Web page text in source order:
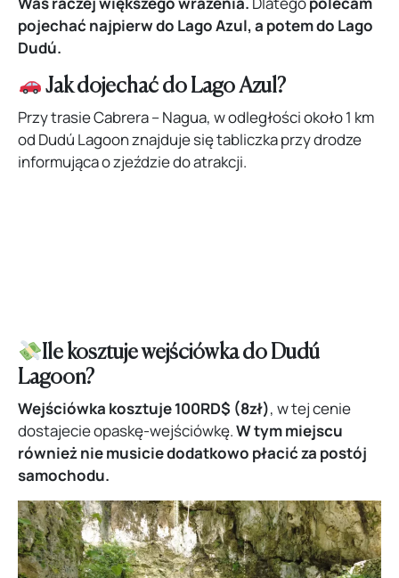
pojechać najpierw do Lago Azul, a potem do Lago
Dudú.
Jak dojechać do Lago Azul?
Przy trasie Cabrera – Nagua, w odległości około 1 km
od Dudú Lagoon znajduje się tabliczka przy drodze
informująca o zjeździe do atrakcji.
Ile kosztuje wejściówka do Dudú
Lagoon?
Wejściówka kosztuje 100RD$ (8zł), w tej cenie
dostajecie opaskę-wejściówkę.W tym miejscu
również nie musicie dodatkowo płacić za postój
samochodu.